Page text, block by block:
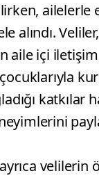
ailelerle
alındı. Veliler,
aile içi
katkılar
velilerin